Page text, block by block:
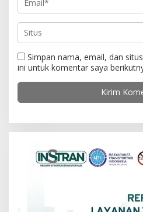
Simpan nama, email, dan
ini untuk komentar saya